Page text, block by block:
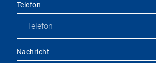
Telefon
Nachricht